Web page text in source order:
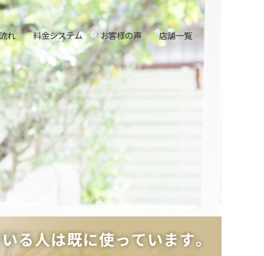
れ 料金システム お客様の声 店舗一覧